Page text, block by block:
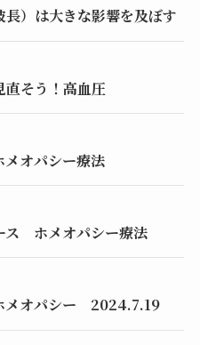
）は大きな影響を及ぼす
そう！高血圧
オパシー療法
ス ホメオパシー療法
メオパシー 2024.7.19